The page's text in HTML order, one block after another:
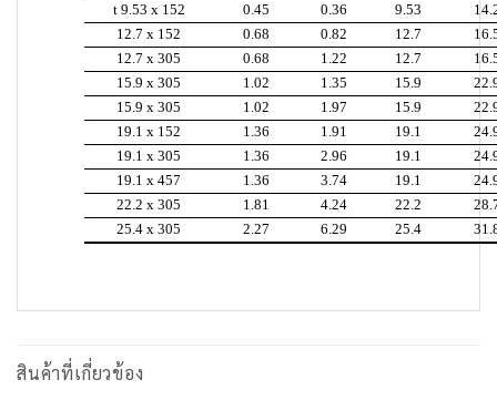
t 9.53 x 152
0.45 0.36 9.53
12.7 x 152
0.68 0.82 12.7
12.7 x 305
0.68 1.22 12.7
15.9 x 305
1.02 1.35 15.9
15.9 x 305
1.02 1.97 15.9
19.1 x 152
1.36 1.91 19.1
19.1 x 305
1.36 2.96 19.1
19.1 x 457
1.36 3.74 19.1
22.2 x 305
1.81 4.24 22.2
25.4 x 305
2.27 6.29 25.4
สินค้าที่เกี่ยวข้อง